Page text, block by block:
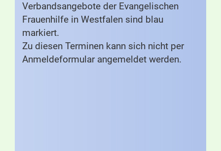
Verbandsangebote der Evangelischen
Frauenhilfe in Westfalen sind blau
markiert.
Zu diesen Terminen kann sich nicht per
Anmeldeformular angemeldet werden.